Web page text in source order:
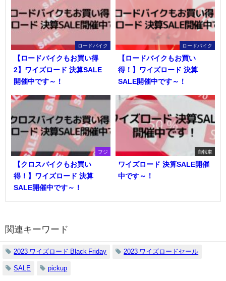
ロードバイク
【ロードバイクもお買い得
2】ワイズロード 決算SALE
開催中です～！
ロードバイク
【ロードバイクもお買い
得！】ワイズロード 決算
SALE開催中です～！
フジ
【クロスバイクもお買い
得！】ワイズロード 決算
SALE開催中です～！
自転車
ワイズロード 決算SALE開催
中です～！
関連キーワード
2023 ワイズロード Black Friday 2023 ワイズロードセール
SALE pickup